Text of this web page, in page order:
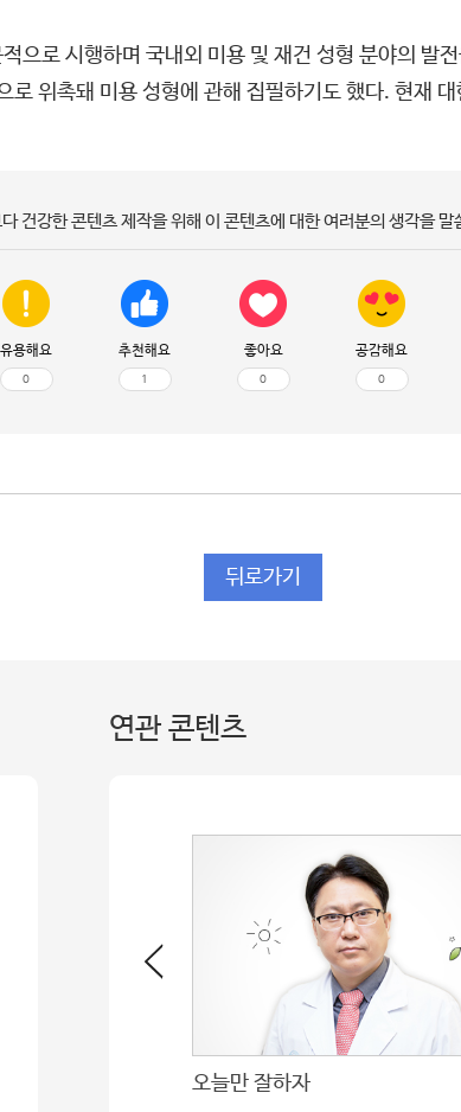
으로 시행하며 국내외 미용 및 재건 성형 분야의 발
위촉돼 미용 성형에 관해 집필하기도 했다. 현재
건강한 콘텐츠 제작을 위해 이 콘텐츠에 대한 여러분의 생각을 말
유용해요
0
추천해요
1
좋아요
0
공감해요
0
뒤로가기
연관 콘텐츠
오늘만 잘하자